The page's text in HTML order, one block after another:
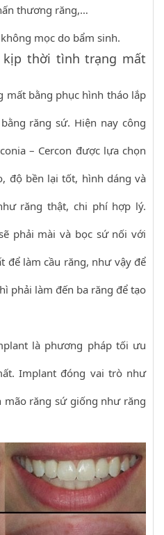
thương răng,…
mọc do bẩm sinh.
kịp thời tình trạng mất
mất bằng phục hình tháo lắp
bằng răng sứ. Hiện nay công
– Cercon được lựa chọn
độ bền lại tốt, hình dáng và
răng thật, chi phí hợp lý.
phải mài và bọc sứ nối với
để làm cầu răng, như vậy để
phải làm đến ba răng để tạo
là phương pháp tối ưu
Implant đóng vai trò như
mão răng sứ giống như răng